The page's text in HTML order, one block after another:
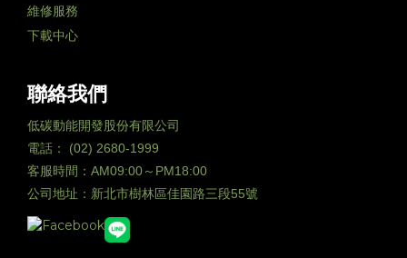
維修服務
下載中心
聯絡我們
低碳動能開發股份有限公司
電話： (02) 2680-1999
客服時間：AM09:00～PM18:00
公司地址：新北市樹林區佳園路三段55號